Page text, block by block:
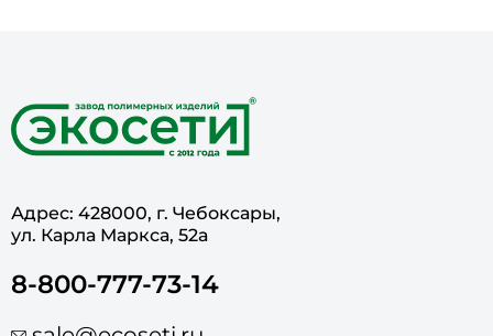
Адрес: 428000, г. Чебоксары,
ул. Карла Маркса, 52а
8-800-777-73-14